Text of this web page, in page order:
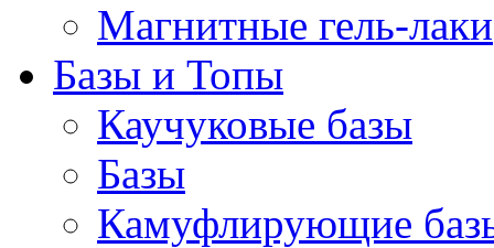
Магнитные гель-лаки
Базы и Топы
Каучуковые базы
Базы
Камуфлирующие